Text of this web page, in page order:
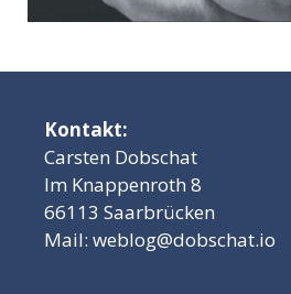
Kontakt:
Carsten Dobschat
Im Knappenroth 8
66113 Saarbrücken
Mail: weblog@dobschat.io